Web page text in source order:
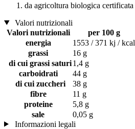
da agricoltura biologica certificata
Valori nutrizionali
Valori nutrizionali
per 100 g
energia
1553 / 371 kj / kcal
grassi
16 g
di cui grassi saturi1,4 g
carboidrati
44 g
di cui zuccheri
38 g
fibre
11 g
proteine
5,8 g
sale
0,05 g
Informazioni legali